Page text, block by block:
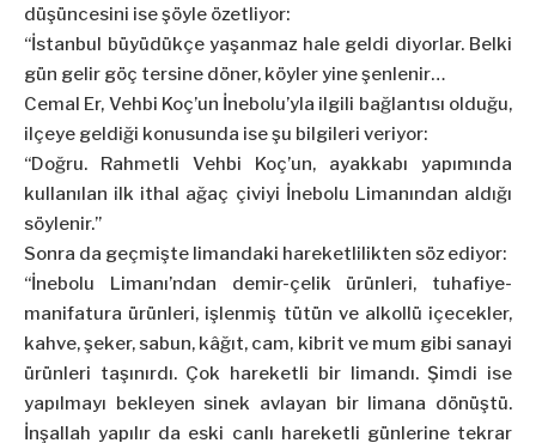
düşüncesini ise şöyle özetliyor:
“İstanbul büyüdükçe yaşanmaz hale geldi diyorlar. Belki
gün gelir göç tersine döner, köyler yine şenlenir…
Cemal Er, Vehbi Koç’un İnebolu’yla ilgili bağlantısı olduğu,
ilçeye geldiği konusunda ise şu bilgileri veriyor:
“Doğru. Rahmetli Vehbi Koç’un, ayakkabı yapımında
kullanılan ilk ithal ağaç çiviyi İnebolu Limanından aldığı
söylenir.”
Sonra da geçmişte limandaki hareketlilikten söz ediyor:
“İnebolu Limanı’ndan demir-çelik ürünleri, tuhafiye-
manifatura ürünleri, işlenmiş tütün ve alkollü içecekler,
kahve, şeker, sabun, kâğıt, cam, kibrit ve mum gibi sanayi
ürünleri taşınırdı. Çok hareketli bir limandı. Şimdi ise
yapılmayı bekleyen sinek avlayan bir limana dönüştü.
İnşallah yapılır da eski canlı hareketli günlerine tekrar